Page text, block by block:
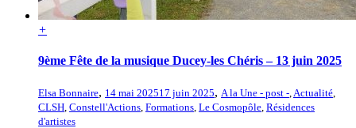
+
9ème Fête de la musique Ducey-les Chéris – 13 juin 2025
Elsa Bonnaire, 14 mai 202517 juin 2025, A la Une - post - Actualité
CLSH Constell'Actions Formations Le Cosmopôle Résidences
d'artistes